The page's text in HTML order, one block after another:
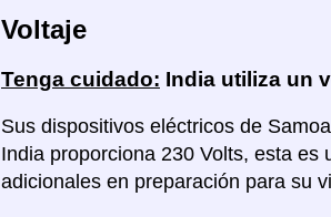
Voltaje
Tenga cuidado: India utiliza un
Sus dispositivos eléctricos de
India proporciona 230 Volts, esta
adicionales en preparación para su